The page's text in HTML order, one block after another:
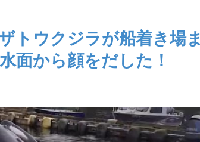
トウクジラが船着き場ま
面から顔をだした！